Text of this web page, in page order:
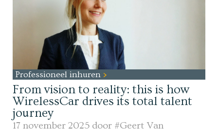
Professioneel inhuren
From vision to reality: this is how
WirelessCar drives its total talent
journey
17 november 2025 door #Geert Van